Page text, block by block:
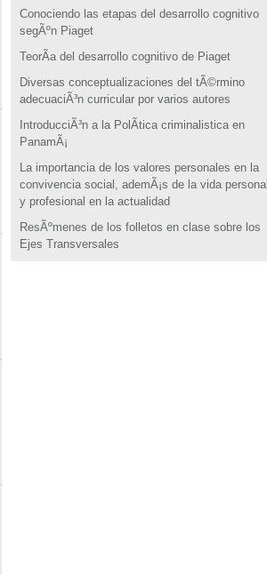
Conociendo las etapas del desarrollo cognitivo
segÃºn Piaget
TeorÃ­a del desarrollo cognitivo de Piaget
Diversas conceptualizaciones del tÃ©rmino
adecuaciÃ³n curricular por varios autores
IntroducciÃ³n a la PolÃ­tica criminalistica en
PanamÃ¡
La importancia de los valores personales en la
convivencia social, ademÃ¡s de la vida personal
y profesional en la actualidad
ResÃºmenes de los folletos en clase sobre los
Ejes Transversales